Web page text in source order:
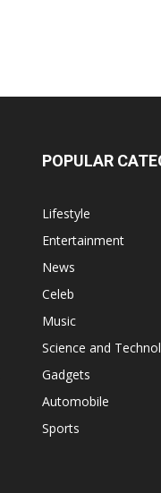
POPULAR
Lifestyle
Entertainment
News
Celeb
Music
Science and
Gadgets
Automobile
Sports